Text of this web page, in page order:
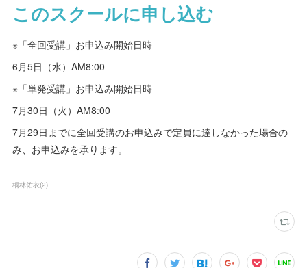
このスクールに申し込む
※「全回受講」お申込み開始日時
6月5日（水）AM8:00
※「単発受講」お申込み開始日時
7月30日（火）AM8:00
7月29日までに全回受講のお申込みで定員に達しなかった場合の
み、お申込みを承ります。
桐林佑衣(2)